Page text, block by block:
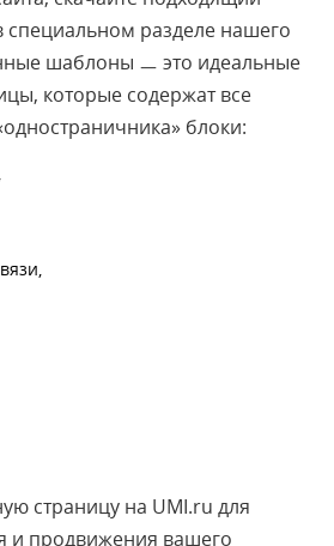
разделе нашего
шаблоны ㅡ это идеальные
которые содержат все
блоки:
страницу на UMI.ru для
и продвижения вашего